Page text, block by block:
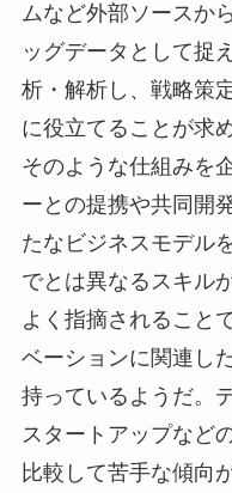
ムなど外部ソースか
ッグデータとして捉
析・解析し、戦略策
に役立てることが求
そのような仕組みを
ーとの提携や共同開
たなビジネスモデル
でとは異なるスキル
よく指摘されること
ベーションに関連し
持っているようだ。
スタートアップなど
比較して苦手な傾向